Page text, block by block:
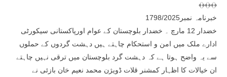
﴾﴿﴾﴿﴾﴿
خبرنامہ نمبر1798/2025
خضدار 12 مارچ ۔ خضدار بلوچستان کے عوام اورپاکستانی سیکورٹی
ادارے ملک میں امن و استحکام چاہتے ہیں دہشت گردوں کے حملوں
سے یہ واضح ہوتا ہے کہ دہشت گرد بلوچستان میں ترقی نہیں چاہتے
ان خیالات کا اظہار کمشنر قلات ڈویژن محمد نعیم خان بازئی نے